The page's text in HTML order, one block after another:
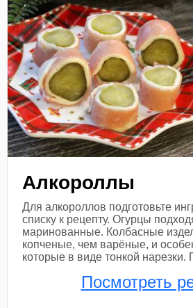
Алкороллы
Для алкороллов подготовьте
списку к рецепту. Огурцы
маринованные. Колбасные
копченые, чем варёные, и
которые в виде тонкой
Посмотреть